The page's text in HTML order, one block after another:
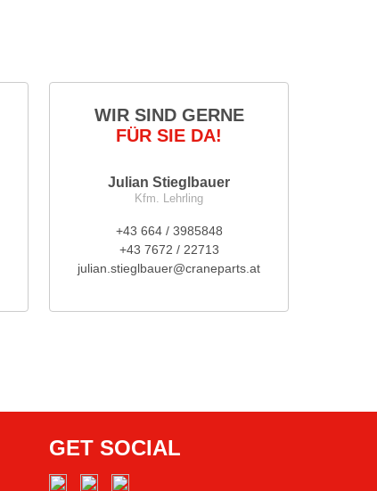
WIR SIND GERNE
FÜR SIE DA!
Julian Stieglbauer
Kfm. Lehrling
+43 664 / 3985848
+43 7672 / 22713
julian.stieglbauer@craneparts.at
GET SOCIAL